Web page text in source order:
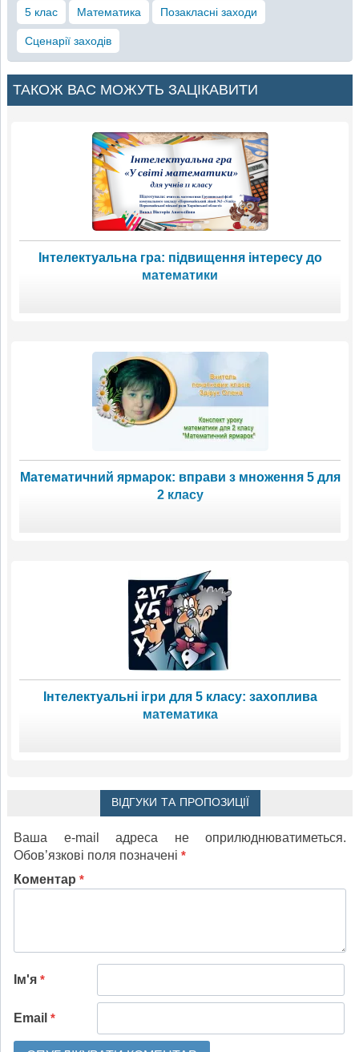
5 клас Математика Позакласні заходи
Сценарії заходів
ТАКОЖ ВАС МОЖУТЬ ЗАЦІКАВИТИ
Інтелектуальна гра: підвищення інтересу до
математики
Математичний ярмарок: вправи з множення 5 для
2 класу
Інтелектуальні ігри для 5 класу: захоплива
математика
ВІДГУКИ ТА ПРОПОЗИЦІЇ
Ваша e-mail адреса не оприлюднюватиметься.
Обов’язкові поля позначені *
Коментар *
Ім'я *
Email *